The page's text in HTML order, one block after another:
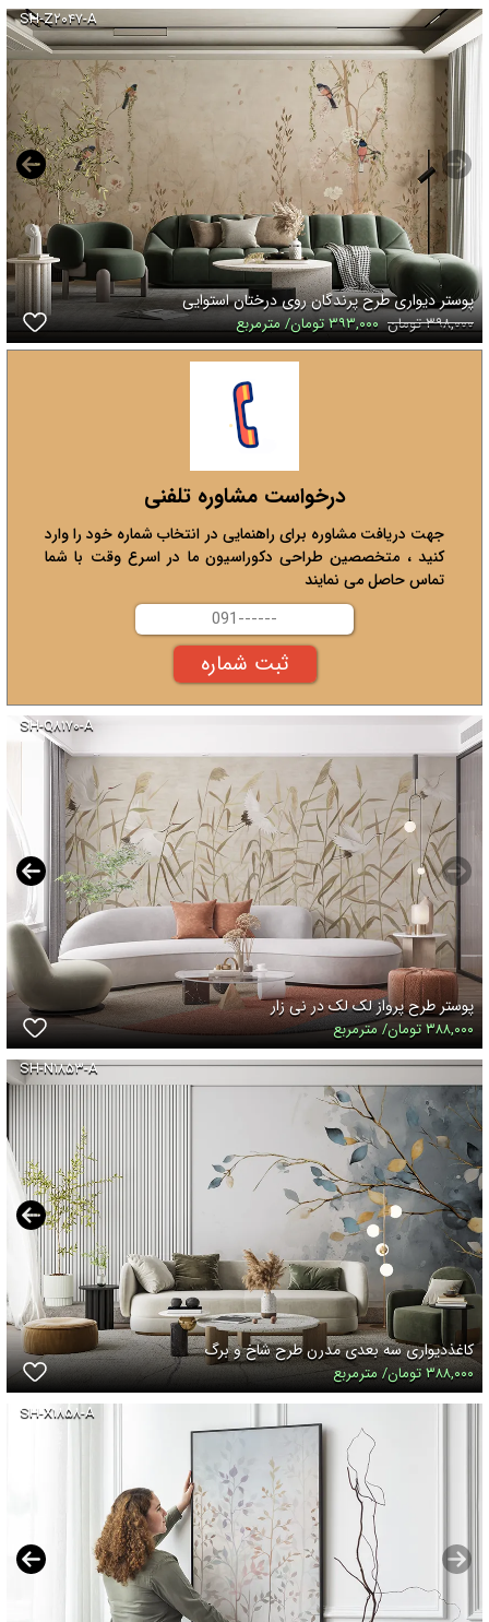
SH-Z۲۰۴۷-A
پوستر دیواری طرح پرندگان روی درختان استوایی
۳۹۸,۰۰۰ تومان ۳۹۳,۰۰۰ تومان/ مترمربع
درخواست مشاوره تلفنی
جهت دریافت مشاوره برای راهنمایی در انتخاب شماره خود را وارد
کنید ، متخصصین طراحی دکوراسیون ما در اسرع وقت با شما
تماس حاصل می نمایند
SH-Q۸۱۷۰-A
پوستر طرح پرواز لک لک در نی زار
۳۸۸,۰۰۰ تومان/ مترمربع
SH-N۱۸۵۳-A
کاغذدیواری سه بعدی مدرن طرح شاخ و برگ
۳۸۸,۰۰۰ تومان/ مترمربع
SH-X۱۸۵۸-A